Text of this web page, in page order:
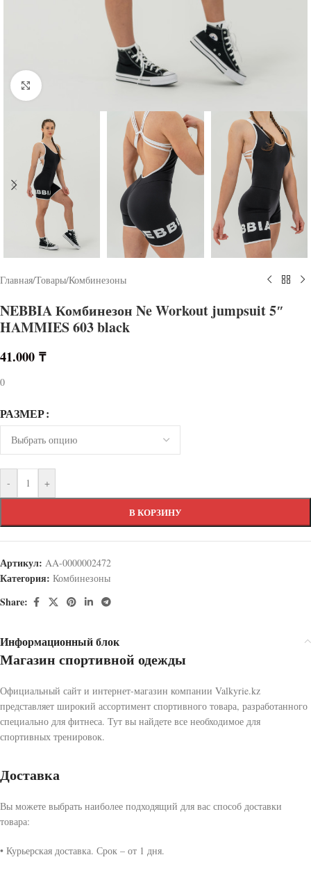
Click to enlarge
Главная/Товары/Комбинезоны
NEBBIA Комбинезон Ne Workout jumpsuit 5″
HAMMIES 603 black
41.000 ₸
0
РАЗМЕР
- +
В КОРЗИНУ
Артикул: AA-0000002472
Категория: Комбинезоны
Share:
Информационный блок
Магазин спортивной одежды
Официальный сайт и интернет-магазин компании Valkyrie.kz
представляет широкий ассортимент спортивного товара, разработанного
специально для фитнеса. Тут вы найдете все необходимое для
спортивных тренировок.
Доставка
Вы можете выбрать наиболее подходящий для вас способ доставки
товара:
• Курьерская доставка. Срок – от 1 дня.